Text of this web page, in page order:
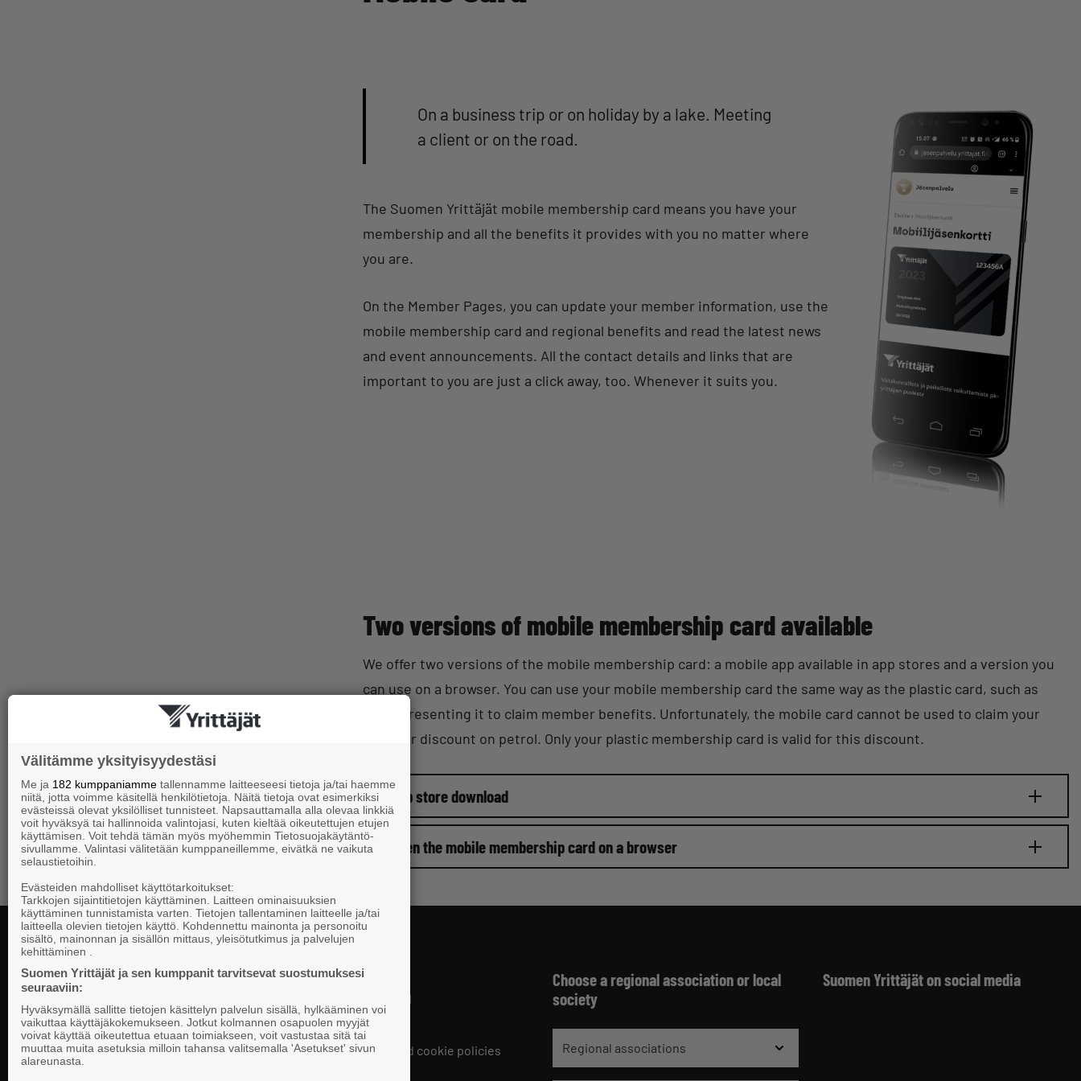
On a business trip or on holiday by a lake. Meeting
a client or on the road.
The Suomen Yrittäjät mobile membership card means you have your
membership and all the benefits it provides with you no matter where
you are.
On the Member Pages, you can update your member information, use the
mobile membership card and regional benefits and read the latest news
and event announcements. All the contact details and links that are
important to you are just a click away, too. Whenever it suits you.
Two versions of mobile membership card available
We offer two versions of the mobile membership card: a mobile app available in app stores and a version you
can use on a browser. You can use your mobile membership card the same way as the plastic card, such as
when presenting it to claim member benefits. Unfortunately, the mobile card cannot be used to claim your
member discount on petrol. Only your plastic membership card is valid for this discount.
App store download
Open the mobile membership card on a browser
National, regional and local advocacy for
small and medium entrepreneurs.
Suomen Yrittäjät
PL 999, 00101 HELSINKI
telephone 09 229 221
Privacy statements and cookie policies
Choose a regional association or local
society
Regional associations
Suomen Yrittäjät on social media
Välitämme yksityisyydestäsi
Me ja 182 kumppaniamme tallennamme laitteeseesi tietoja ja/tai haemme
niitä, jotta voimme käsitellä henkilötietoja. Näitä tietoja ovat esimerkiksi
evästeissä olevat yksilölliset tunnisteet. Napsauttamalla alla olevaa linkkiä
voit hyväksyä tai hallinnoida valintojasi, kuten kieltää oikeutettujen etujen
käyttämisen. Voit tehdä tämän myös myöhemmin Tietosuojakäytäntö-
sivullamme. Valintasi välitetään kumppaneillemme, eivätkä ne vaikuta
selaustietoihin.
Evästeiden mahdolliset käyttötarkoitukset:
Tarkkojen sijaintitietojen käyttäminen. Laitteen ominaisuuksien
käyttäminen tunnistamista varten. Tietojen tallentaminen laitteelle ja/tai
laitteella olevien tietojen käyttö. Kohdennettu mainonta ja personoitu
sisältö, mainonnan ja sisällön mittaus, yleisötutkimus ja palvelujen
kehittäminen .
Suomen Yrittäjät ja sen kumppanit tarvitsevat suostumuksesi
seuraaviin:
Hyväksymällä sallitte tietojen käsittelyn palvelun sisällä, hylkääminen voi
vaikuttaa käyttäjäkokemukseen. Jotkut kolmannen osapuolen myyjät
voivat käyttää oikeutettua etuaan toimiakseen, voit vastustaa sitä tai
muuttaa muita asetuksia milloin tahansa valitsemalla 'Asetukset' sivun
alareunasta.